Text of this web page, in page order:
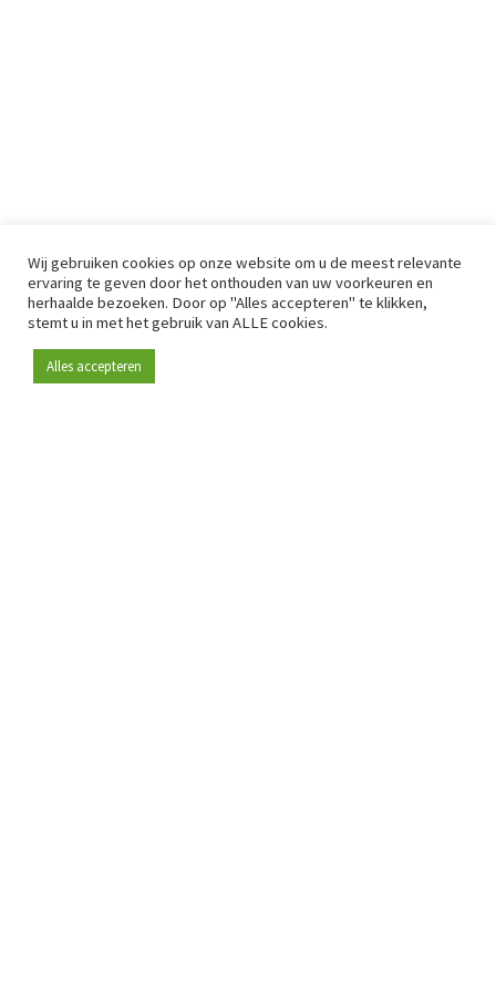
Wij gebruiken cookies op onze website om u de meest relevante
ervaring te geven door het onthouden van uw voorkeuren en
herhaalde bezoeken. Door op "Alles accepteren" te klikken,
stemt u in met het gebruik van ALLE cookies.
Alles accepteren